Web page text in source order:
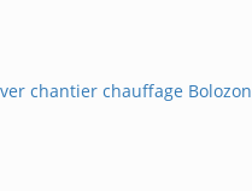
chantier chauffage Bolozon